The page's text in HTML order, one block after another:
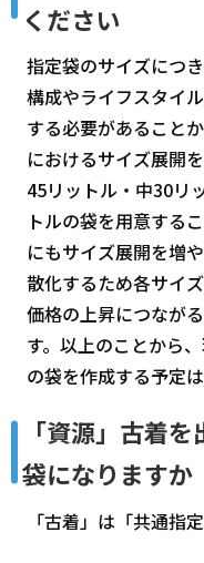
ください
指定袋のサイズにつ
構成やライフスタイ
する必要があること
におけるサイズ展開
45リットル・中30リ
トルの袋を用意する
にもサイズ展開を増
散化するため各サイ
価格の上昇につなが
す。以上のことから
の袋を作成する予定
「資源」古着
袋になりますか
「古着」は「共通指